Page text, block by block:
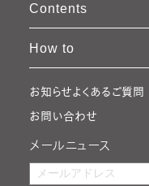
Contents
How to
お知らせよくあるご質問
お問い合わせ
メールニュース